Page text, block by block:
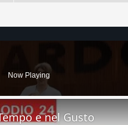
Now Playing
e nel Gusto